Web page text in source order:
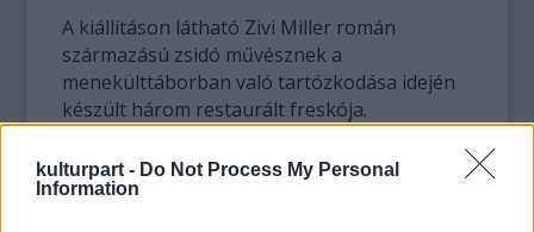
kulturpart - Do Not Process My Personal
Information
A kiállításon látható Zivi Miller román
származású zsidó művésznek a
menekülttáborban való tartózkodása idején
készült három restaurált freskója.
között olyan személyiségek voltak, mint két
későbbi izraeli miniszterelnök, Ben Gurion és